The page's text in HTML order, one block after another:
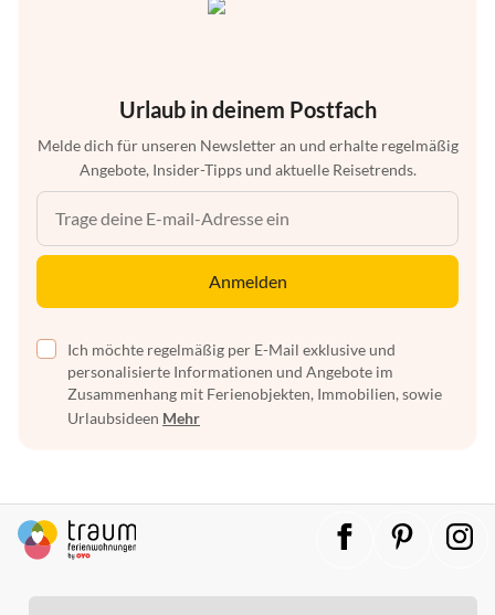
Urlaub in deinem Postfach
Melde dich für unseren Newsletter an und erhalte regelmäßig
Angebote, Insider-Tipps und aktuelle Reisetrends.
Anmelden
Ich möchte regelmäßig per E-Mail exklusive und
personalisierte Informationen und Angebote im
Zusammenhang mit Ferienobjekten, Immobilien, sowie
Urlaubsideen Mehr